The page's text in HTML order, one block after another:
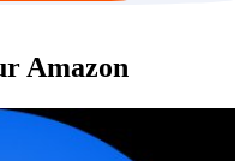
Amazon